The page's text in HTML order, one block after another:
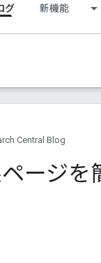
グ 新機能
Central Blog
ージを